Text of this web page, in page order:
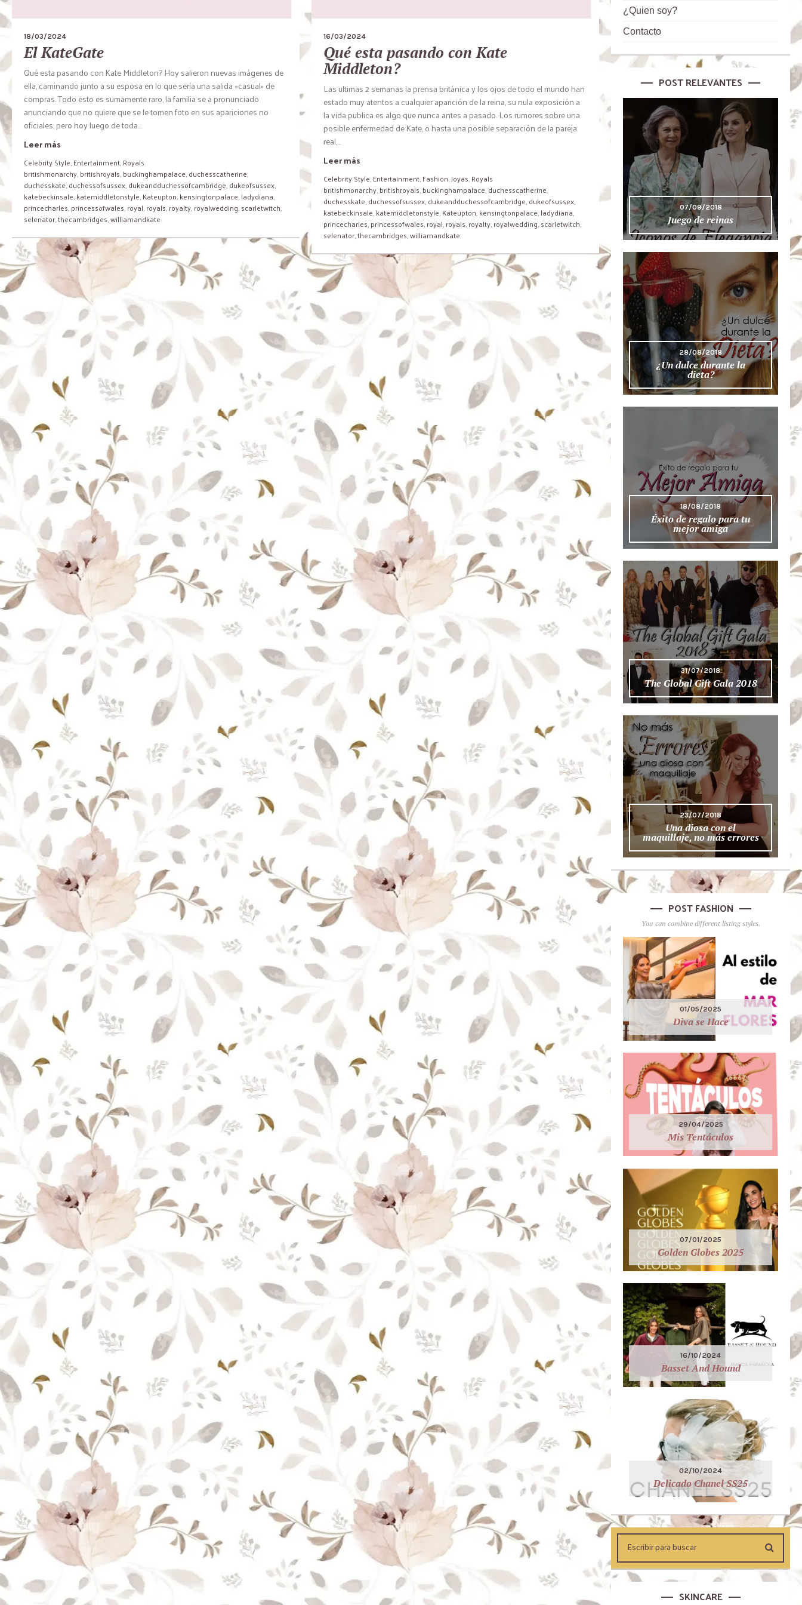
18/03/2024
El KateGate
Qué esta pasando con Kate Middleton? Hoy salieron nuevas imágenes de
ella, caminando junto a su esposa en lo que sería una salida «casual» de
compras. Todo esto es sumamente raro, la familia se a pronunciado
anunciando que no quiere que se le tomen foto en sus apariciones no
oficiales, pero hoy luego de toda...
Leer más
Celebrity Style,Entertainment,Royals
britishmonarchy,britishroyals,buckinghampalace,duchesscatherine,
duchesskate,duchessofsussex,dukeandduchessofcambridge,dukeofsussex,
katebeckinsale,katemiddletonstyle,Kateupton,kensingtonpalace,ladydiana,
princecharles,princessofwales,royal,royals,royalty,royalwedding,scarletwitch,
selenator,thecambridges,williamandkate
16/03/2024
Qué esta pasando con Kate
Middleton?
Las ultimas 2 semanas la prensa británica y los ojos de todo el mundo han
estado muy atentos a cualquier aparición de la reina, su nula exposición a
la vida publica es algo que nunca antes a pasado. Los rumores sobre una
posible enfermedad de Kate, o hasta una posible separación de la pareja
real,...
Leer más
Celebrity Style,Entertainment,Fashion,Joyas,Royals
britishmonarchy,britishroyals,buckinghampalace,duchesscatherine,
duchesskate,duchessofsussex,dukeandduchessofcambridge,dukeofsussex,
katebeckinsale,katemiddletonstyle,Kateupton,kensingtonpalace,ladydiana,
princecharles,princessofwales,royal,royals,royalty,royalwedding,scarletwitch,
selenator,thecambridges,williamandkate
¿Quien soy?
Contacto
POST RELEVANTES
07/09/2018
Juego de reinas
28/08/2018
¿Un dulce durante la
dieta?
18/08/2018
Éxito de regalo para tu
mejor amiga
31/07/2018
The Global Gift Gala 2018
23/07/2018
Una diosa con el
maquillaje, no más errores
POST FASHION
You can combine different listing styles.
01/05/2025
Diva se Hace
29/04/2025
Mis Tentáculos
07/01/2025
Golden Globes 2025
16/10/2024
Basset And Hound
02/10/2024
Delicado Chanel SS25
SKINCARE